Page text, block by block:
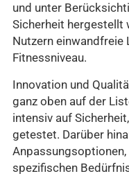
und unter
Sicherheit hergestellt
Nutzern einwandfreie
Fitnessniveau.
Innovation und
ganz oben auf der
intensiv auf
getestet. Darüber
spezifischen